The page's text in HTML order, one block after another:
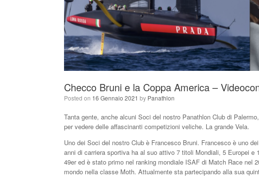
Checco Bruni e la Coppa America –
Posted on 16 Gennaio 2021 by Panathlon
Tanta gente, anche alcuni Soci del nostro Panathlon Club di
per vedere delle affascinanti competizioni veliche. La grande Vela.
Uno dei Soci del nostro Club è Francesco Bruni. Francesco è uno
anni di carriera sportiva ha al suo attivo 7 titoli Mondiali, 5 Europei e
49er ed è stato primo nel ranking mondiale ISAF di Match Race nel
mondo nella classe Moth. Attualmente sta partecipando alla sua